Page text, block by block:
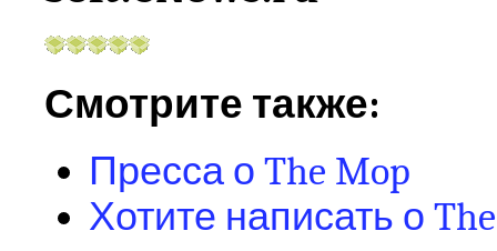
Смотрите также:
Пресса о The Mop
Хотите написать о